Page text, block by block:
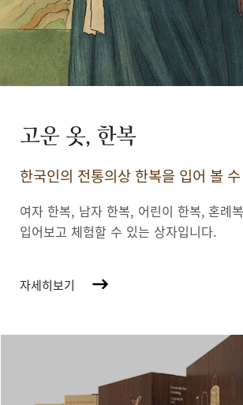
고운 옷, 한복
한국인의 전통의상 한복을 입어 볼
여자 한복, 남자 한복, 어린이 한복, 혼례
입어보고 체험할 수 있는 상자입니다.
자세히보기